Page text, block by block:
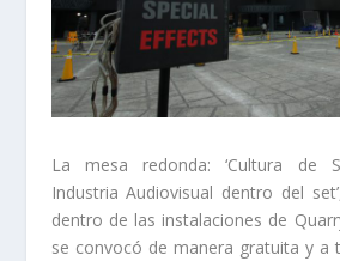
La mesa redonda: ‘Cultura de
Industria Audiovisual dentro del
dentro de las instalaciones de
se convocó de manera gratuita y a